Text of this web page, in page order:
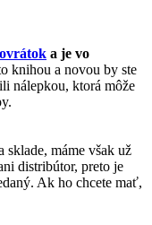
a je vo
knihou a novou by ste
nálepkou, ktorá môže
sklade, máme však už
distribútor, preto je
Ak ho chcete mať,